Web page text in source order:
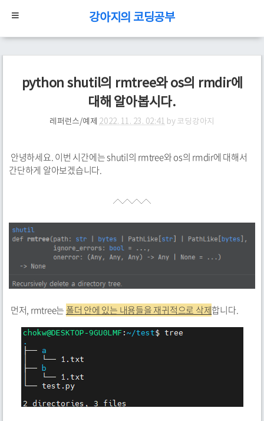
강아지의 코딩공부
python shutil의 rmtree와 os의 rmdir에
대해 알아봅시다.
레퍼런스/예제 2022. 11. 23. 02:41 by코딩강아지
안녕하세요. 이번 시간에는 shutil의 rmtree와 os의 rmdir에 대해서
간단하게 알아보겠습니다.
먼저, rmtree는폴더 안에 있는 내용들을 재귀적으로 삭제합니다.